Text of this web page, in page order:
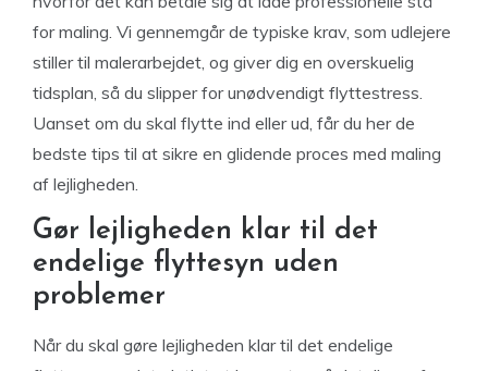
for maling. Vi gennemgår de typiske krav, som udlejere
stiller til malerarbejdet, og giver dig en overskuelig
tidsplan, så du slipper for unødvendigt flyttestress.
Uanset om du skal flytte ind eller ud, får du her de
bedste tips til at sikre en glidende proces med maling
af lejligheden.
Gør lejligheden klar til det
endelige flyttesyn uden
problemer
Når du skal gøre lejligheden klar til det endelige